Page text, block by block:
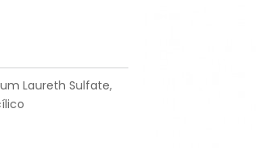
Laureth Sulfate,